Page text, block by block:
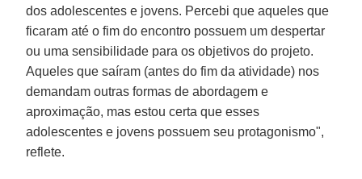
dos adolescentes e jovens. Percebi que aqueles que
ficaram até o fim do encontro possuem um despertar
ou uma sensibilidade para os objetivos do projeto.
Aqueles que saíram (antes do fim da atividade) nos
demandam outras formas de abordagem e
aproximação, mas estou certa que esses
adolescentes e jovens possuem seu protagonismo",
reflete.